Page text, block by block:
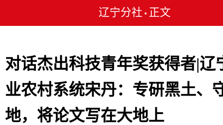
辽宁分社 • 正文
对话杰出科技青年奖获得者|辽
业农村系统宋丹：专研黑土、
地，将论文写在大地上